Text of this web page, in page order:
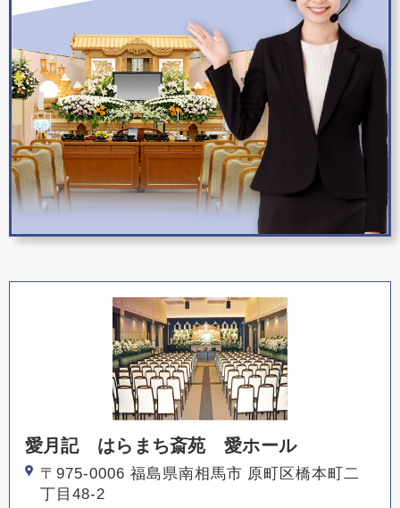
愛月記 はらまち斎苑 愛ホール
〒975-0006 福島県南相馬市 原町区橋本町二
丁目48-2